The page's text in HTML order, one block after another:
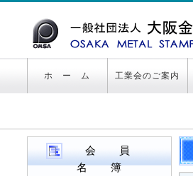
ホ ー ム 工業会のご案内
会 員
名 簿